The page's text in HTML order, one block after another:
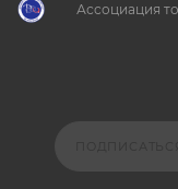
Ассоциация